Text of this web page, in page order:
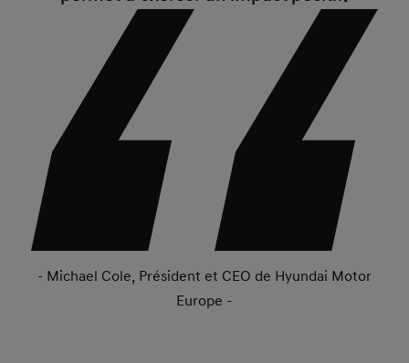
- Michael Cole, Président et CEO de Hyundai Motor
Europe -